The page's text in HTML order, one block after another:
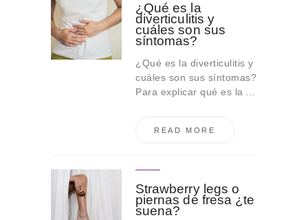
¿Qué es la
diverticulitis y
cuáles son sus
síntomas?
¿Qué es la diverticulitis y
cuáles son sus síntomas?
Para explicar qué es la ...
READ MORE
Strawberry legs o
piernas de fresa ¿te
suena?